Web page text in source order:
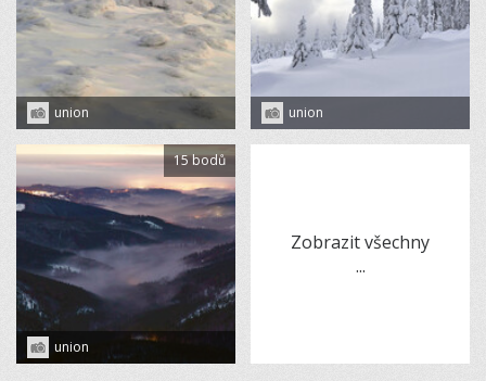
union union
union
15 bodů
Zobrazit všechny
...